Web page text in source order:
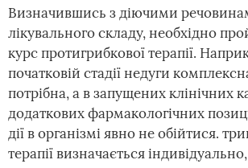
Визначившись з діючими
лікувального складу, необхідно
курс протигрибкової терапії.
початковій стадії недуги
потрібна, а в запущених клінічних
додаткових фармакологічних
дії в організмі явно не обійтися.
терапії визначається